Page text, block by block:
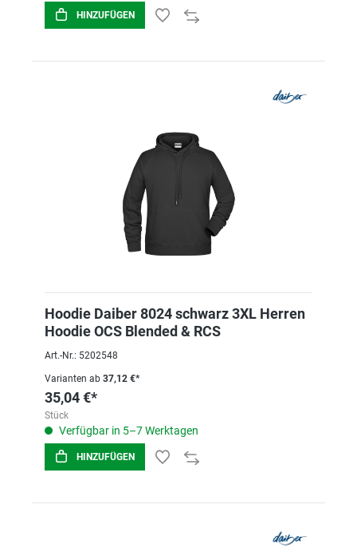
HINZUFÜGEN
Hoodie Daiber 8024 schwarz 3XL Herren
Hoodie OCS Blended & RCS
Art.-Nr.: 5202548
Varianten ab 37,12 €*
35,04 €*
Stück
Verfügbar in 5–7 Werktagen
HINZUFÜGEN